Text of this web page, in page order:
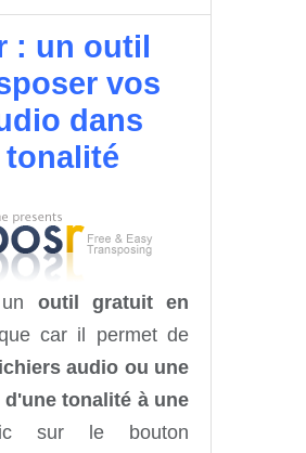
: un outil
vos
dans
tonalité
outil gratuit en
car il permet de
audio ou une
tonalité à une
sur le bouton